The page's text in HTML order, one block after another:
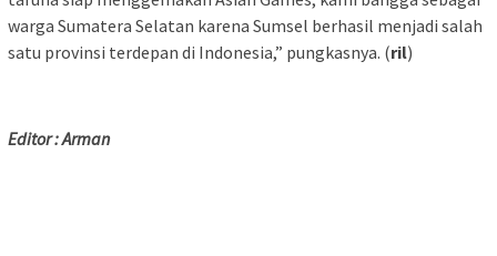
warga Sumatera Selatan karena Sumsel berhasil menjadi salah
satu provinsi terdepan di Indonesia,” pungkasnya. (ril)
Editor : Arman